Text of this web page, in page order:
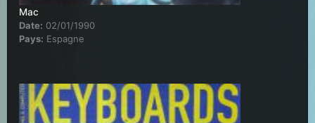
Mac
Date: 02/01/1990
Pays: Espagne